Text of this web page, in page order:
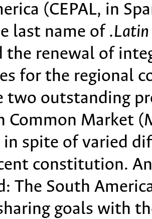
(CEPAL, in
last name of
the renewal of
for the regional
two outstanding
Common Market
in spite of varied
constitution.
The South
goals with